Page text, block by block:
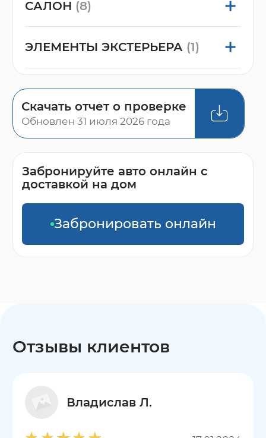
САЛОН (8)
ЭЛЕМЕНТЫ ЭКСТЕРЬЕРА (1)
Скачать отчет о проверке
Обновлен 31 июля 2026 года
Забронируйте авто онлайн с
доставкой на дом
Забронировать онлайн
Отзывы клиентов
Владислав Л.